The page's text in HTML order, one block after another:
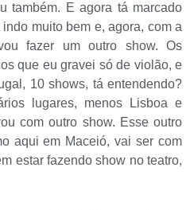
também. E agora tá marcado
muito bem e, agora, com a
fazer um outro show. Os
que eu gravei só de violão, e
10 shows, tá entendendo?
lugares, menos Lisboa e
com outro show. Esse outro
aqui em Maceió, vai ser com
estar fazendo show no teatro,